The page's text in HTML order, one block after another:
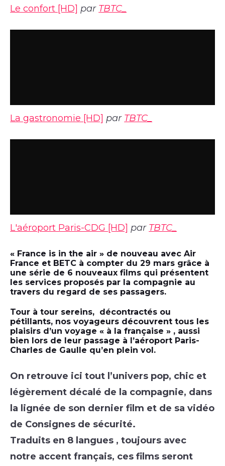
Le confort [HD] par TBTC_
La gastronomie [HD] par TBTC_
L'aéroport Paris-CDG [HD] par TBTC_
« France is in the air » de nouveau avec Air
France et BETC à compter du 29 mars grâce à
une série de 6 nouveaux films qui présentent
les services proposés par la compagnie au
travers du regard de ses passagers.
Tour à tour sereins, décontractés ou
pétillants, nos voyageurs découvrent tous les
plaisirs d’un voyage « à la française » , aussi
bien lors de leur passage à l’aéroport Paris-
Charles de Gaulle qu’en plein vol.
On retrouve ici tout l’univers pop, chic et
légèrement décalé de la compagnie, dans
la lignée de son dernier film et de sa vidéo
de Consignes de sécurité.
Traduits en 8 langues , toujours avec
notre accent français, ces films seront